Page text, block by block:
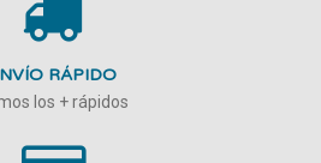
RÁPIDO
los + rápidos